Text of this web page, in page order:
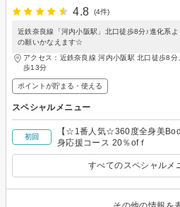
4.8
(4件)
近鉄奈良線「河内小阪駅」北口徒歩8分♪進化系
の願いかなえます☆
アクセス：近鉄奈良線 河内小阪駅 北口徒歩8
歩13分
ポイントが貯まる・使える
スペシャルメニュー
初回
【☆1番人気☆360度全身美
身応援コース 20％ofｆ
すべてのスペシャルメ